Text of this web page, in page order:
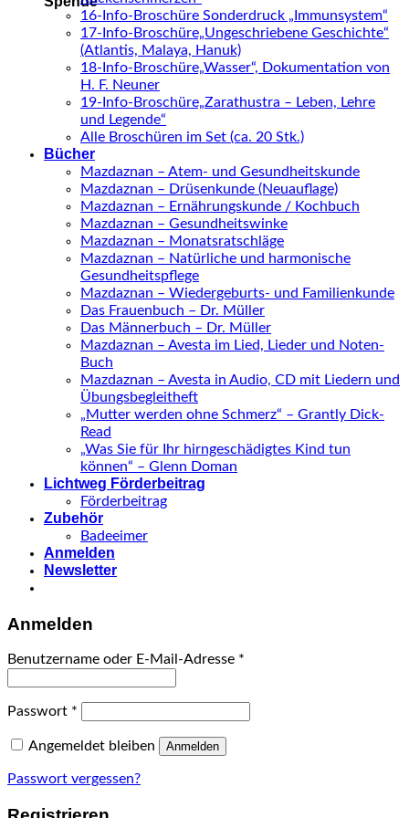
16-Info-Broschüre Sonderdruck „Immunsystem“
17-Info-Broschüre„Ungeschriebene Geschichte“
(Atlantis, Malaya, Hanuk)
18-Info-Broschüre„Wasser“, Dokumentation von
H. F. Neuner
19-Info-Broschüre„Zarathustra – Leben, Lehre
und Legende“
Alle Broschüren im Set (ca. 20 Stk.)
Bücher
Mazdaznan – Atem- und Gesundheitskunde
Mazdaznan – Drüsenkunde (Neuauflage)
Mazdaznan – Ernährungskunde / Kochbuch
Mazdaznan – Gesundheitswinke
Mazdaznan – Monatsratschläge
Mazdaznan – Natürliche und harmonische
Gesundheitspflege
Mazdaznan – Wiedergeburts- und Familienkunde
Das Frauenbuch – Dr. Müller
Das Männerbuch – Dr. Müller
Mazdaznan – Avesta im Lied, Lieder und Noten-
Buch
Mazdaznan – Avesta in Audio, CD mit Liedern und
Übungsbegleitheft
„Mutter werden ohne Schmerz“ – Grantly Dick-
Read
„Was Sie für Ihr hirngeschädigtes Kind tun
können“ – Glenn Doman
Lichtweg Förderbeitrag
Förderbeitrag
Zubehör
Badeeimer
Anmelden
Newsletter
Anmelden
Benutzername oder E-Mail-Adresse *
Passwort *
Angemeldet bleiben Anmelden
Passwort vergessen?